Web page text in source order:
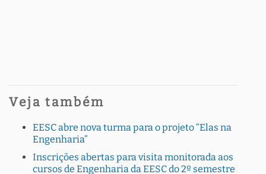
Veja também
EESC abre nova turma para o projeto “Elas na
Engenharia”
Inscrições abertas para visita monitorada aos
cursos de Engenharia da EESC do 2º semestre